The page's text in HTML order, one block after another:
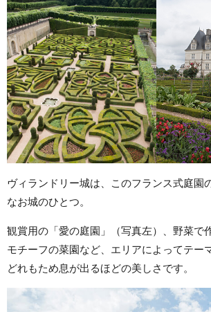
ヴィランドリー城は、このフランス式庭園
なお城のひとつ。
観賞用の「愛の庭園」（写真左）、野菜で
モチーフの菜園など、エリアによってテー
どれもため息が出るほどの美しさです。